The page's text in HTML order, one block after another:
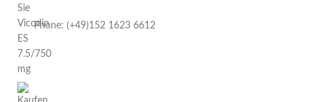
Phone: (+49)152 1623 6612